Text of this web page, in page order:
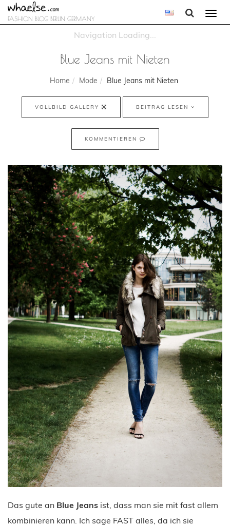
FASHION BLOG BERLIN GERMANY
Blue Jeans mit Nieten
Home Mode Blue Jeans mit Nieten
VOLLBILD GALLERY BEITRAG LESEN
KOMMENTIEREN
Das gute an Blue Jeans ist, dass man sie mit fast allem
kombinieren kann. Ich sage FAST alles, da ich sie